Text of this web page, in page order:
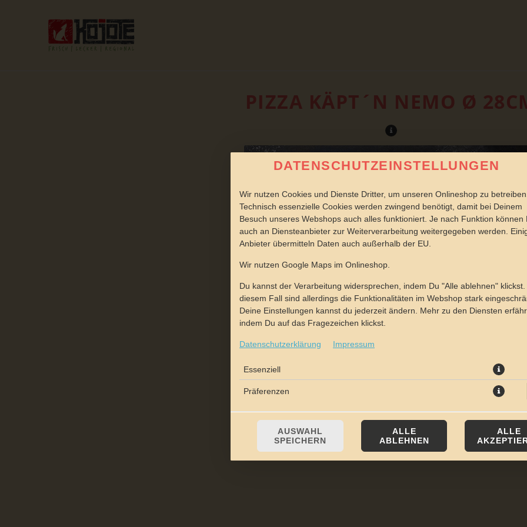
PIZZA KÄPT´N NEMO Ø
DATENSCHUTZEINSTELLUNGEN
Wir nutzen Cookies und Dienste Dritter, um unseren Onlineshop zu betreiben.
Technisch essenzielle Cookies werden zwingend benötigt, damit bei Deinem
Besuch unseres Webshops auch alles funktioniert. Je nach Funktion können
auch an Diensteanbieter zur Weiterverarbeitung weitergegeben werden.
Anbieter übermitteln Daten auch außerhalb der EU.
Wir nutzen Google Maps im Onlineshop.
Du kannst der Verarbeitung widersprechen, indem Du "Alle ablehnen" klickst.
diesem Fall sind allerdings die Funktionalitäten im Webshop stark
Deine Einstellungen kannst du jederzeit ändern. Mehr zu den Diensten
indem Du auf das Fragezeichen klickst.
Datenschutzerklärung Impressum
Essenziell
Präferenzen
AUSWAHL
SPEICHERN
ALLE
ABLEHNEN
ALLE